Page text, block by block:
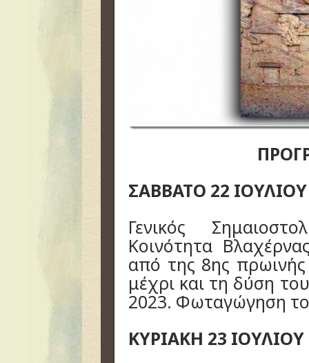
ΣΑΒΒΑΤΟ 22 ΙΟΥΛΙΟΥ
Γενικός
Κοινότητα
από της 8ης
μέχρι και τη δύση
2023. Φωταγώγηση
ΚΥΡΙΑΚΗ 23 ΙΟΥΛΙΟΥ